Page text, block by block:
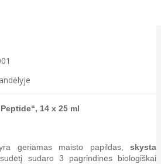
14 x 25 ml
geriamas maisto papildas, skysta
sudaro 3 pagrindinės biologiškai